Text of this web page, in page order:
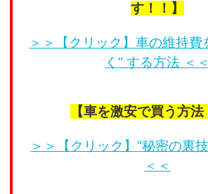
す！！】
＞＞【クリック】車の維持費
く" する方法 ＜＜
【車を激安で買う方法
＞＞【クリック】"秘密の裏
＜＜